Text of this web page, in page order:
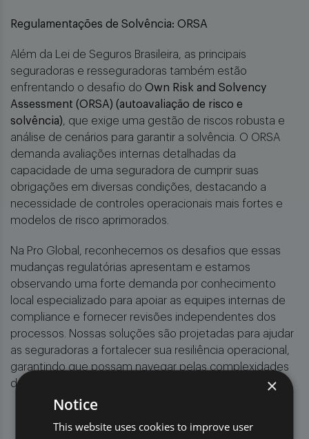
Regulamentações de Solvência: ORSA
Além da Lei de Seguros Brasileira, as principais
seguradoras e resseguradoras também estão
enfrentando o desafio do Own Risk and Solvency
Assessment (ORSA) (autoavaliação de risco e
solvência) , que exige uma gestão de riscos robusta e
análise de cenários para garantir a solvência. O ORSA
demanda avaliações internas detalhadas da
capacidade de uma seguradora de cumprir suas
obrigações em diversas condições, destacando a
necessidade de controles operacionais mais fortes e
modelos de risco aprimorados.
Na Pro Global, reconhecemos os desafios que essas
mudanças regulatórias apresentam e estamos
observando uma forte demanda por conhecimento
local especializado para apoiar as equipes internas de
compliance e fornecer revisões independentes dos
processos. Nossas soluções são projetadas para ajudar
as seguradoras a fortalecer sua resiliência operacional,
garantindo que possam navegar pelas complexidades
dessas regulamentações com confiança.
×
Notice
This website uses cookies to improve user